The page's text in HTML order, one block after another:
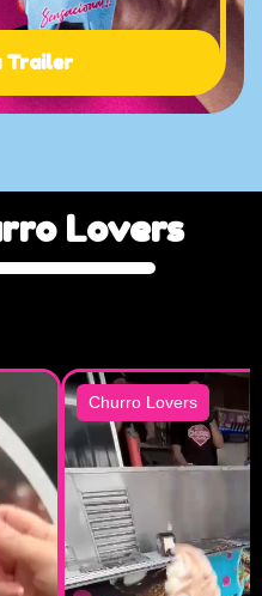
Trailer
Lovers
Churro Lovers